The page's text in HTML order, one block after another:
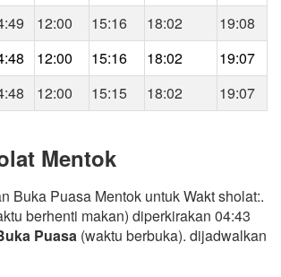
12:00 15:16 18:02
19:08
12:00 15:16 18:02
19:07
12:00 15:15 18:02 19:07
Mentok
Buka Puasa Mentok untuk Wakt sholat:.
berhenti makan) diperkirakan 04:43
Puasa (waktu berbuka). dijadwalkan